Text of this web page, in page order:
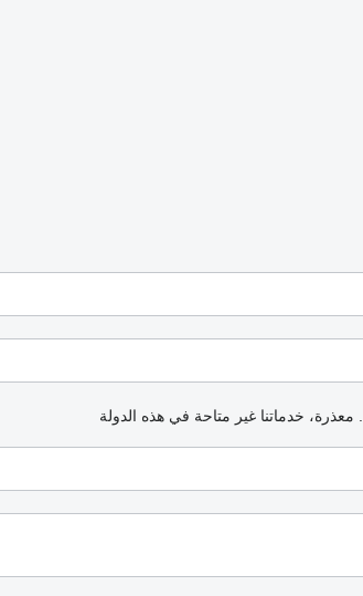
معذرة، خدماتنا غير متاحة في هذه الدولة